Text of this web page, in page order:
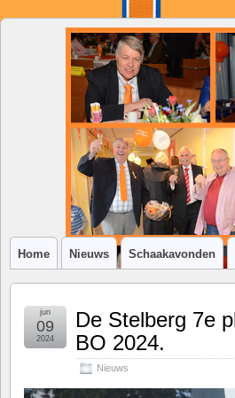
SSV
Klim-
Home Nieuws Schaakavonden
De Stelberg 7e
BO 2024.
Nieuws
jun
09
2024